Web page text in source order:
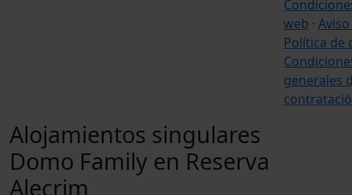
web ·
Política de
generales
Alojamientos singulares
Domo Family en Reserva
Alecrim